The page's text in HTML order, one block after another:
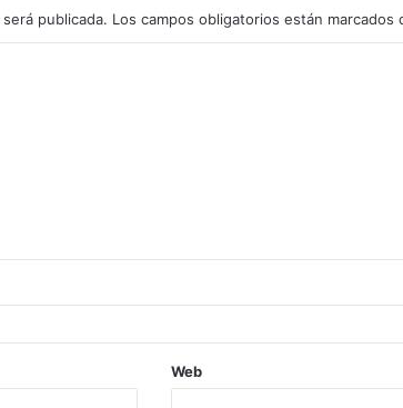
publicada. Los campos obligatorios están marcados
Web